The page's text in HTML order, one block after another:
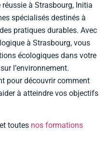
à Strasbourg, Initia
spécialisés destinés à
pratiques durables. Avec
à Strasbourg, vous
écologiques dans votre
l’environnement.
pour découvrir comment
à atteindre vos objectifs
toutes nos formations